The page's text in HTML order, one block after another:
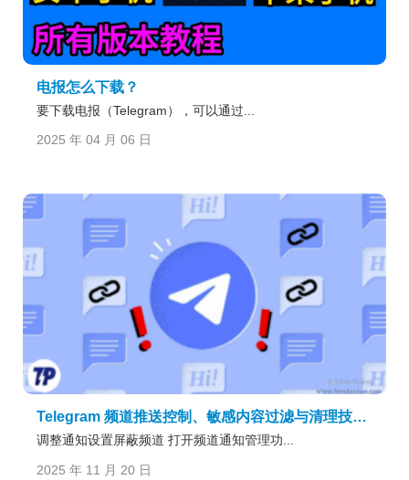
电报怎么下载？
要下载电报（Telegram），可以通过...
2025 年 04 月 06 日
Telegram 频道推送控制、敏感内容过滤与清理技巧一次讲清
调整通知设置屏蔽频道 打开频道通知管理功...
2025 年 11 月 20 日